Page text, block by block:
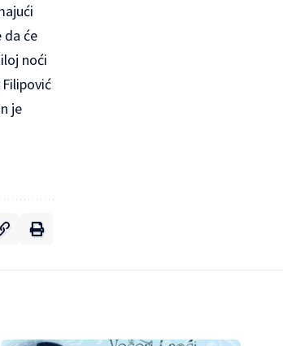
da će
noći
je